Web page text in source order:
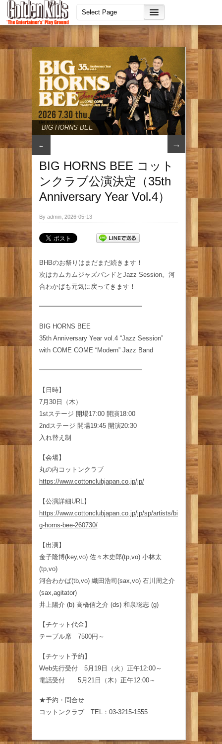
BIG HORNS BEE
← →
BIG HORNS BEE コット
ンクラブ公演決定（35th
Anniversary Year Vol.4）
By admin, 2026-05-13
BHBのお祭りはまだまだ続きます！
次はカムカムジャズバンドとJazz Session。河
合わかばも元気に戻ってきます！
━━━━━━━━━━━━━━━━
BIG HORNS BEE
35th Anniversary Year vol.4 “Jazz Session”
with COME COME “Modern” Jazz Band
━━━━━━━━━━━━━━━━
【日時】
7月30日（木）
1stステージ 開場17:00 開演18:00
2ndステージ 開場19:45 開演20:30
入れ替え制
【会場】
丸の内コットンクラブ
https://www.cottonclubjapan.co.jp/jp/
【公演詳細URL】
https://www.cottonclubjapan.co.jp/jp/sp/artists/bi
g-horns-bee-260730/
【出演】
金子隆博(key,vo) 佐々木史郎(tp,vo) 小林太
(tp,vo)
河合わかば(tb,vo) 織田浩司(sax,vo) 石川周之介
(sax,agitator)
井上陽介 (b) 高橋信之介 (ds) 和泉聡志 (g)
【チケット代金】
テーブル席 7500円～
【チケット予約】
Web先行受付 5月19日（火）正午12:00～
電話受付 5月21日（木）正午12:00～
★予約・問合せ
コットンクラブ TEL：03-3215-1555